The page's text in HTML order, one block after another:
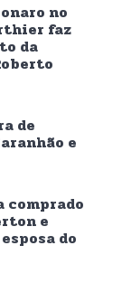
no
faz
da
de
e
comprado
e
do